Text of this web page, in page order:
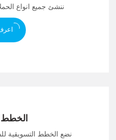
ننشئ جميع انواع
الخطط
نضع الخطط التسويقية